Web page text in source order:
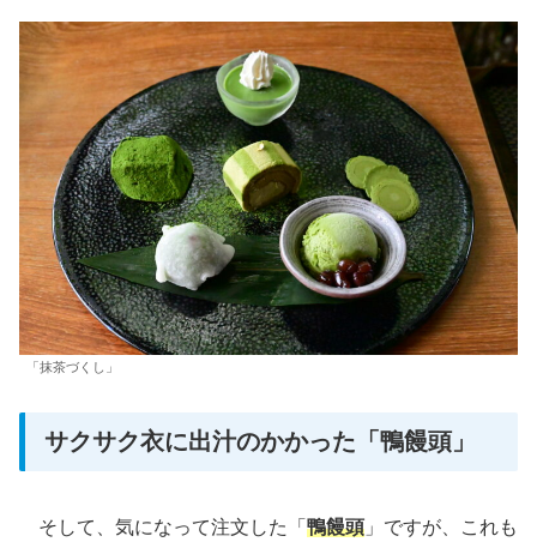
「抹茶づくし」
サクサク衣に出汁のかかった「鴨饅頭」
そして、気になって注文した「 鴨饅頭 」ですが、これも